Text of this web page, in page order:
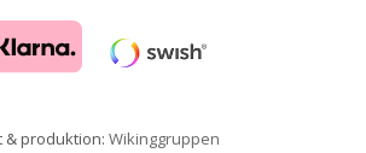
& produktion: Wikinggruppen